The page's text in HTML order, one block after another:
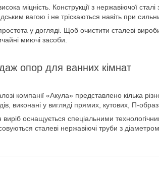
міцність. Конструкції з нержавіючої
вагою і не тріскаються навіть при
у догляді. Щоб очистити сталеві
миючі засоби.
опор для ванних кімнат
компанії «Акула» представлено кілька
виконані у вигляді прямих, кутових, П-
виріб оснащується спеціальними
сталеві нержавіючі труби з